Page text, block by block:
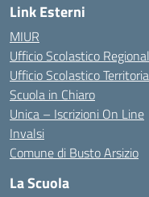
Link Esterni
MIUR
Ufficio Scolastico
Ufficio Scolastico
Scuola in Chiaro
Unica – Iscrizioni On Line
Invalsi
Comune di Busto Arsizio
La Scuola